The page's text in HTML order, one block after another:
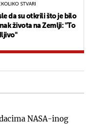
STVARI
da su otkrili što je bilo
života na Zemlji: "To
NASA-inog